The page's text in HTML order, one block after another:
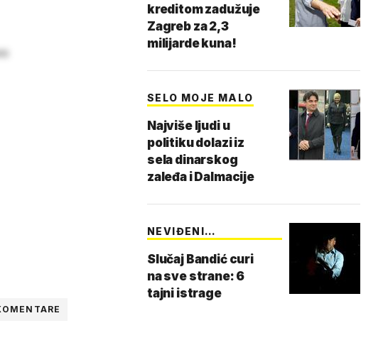
kreditom zadužuje
Zagreb za 2,3
milijarde kuna!
SELO MOJE MALO
Najviše ljudi u
politiku dolazi iz
sela dinarskog
zaleđa i Dalmacije
NEVIĐENI
Slučaj Bandić curi
na sve strane: 6
tajni istrage